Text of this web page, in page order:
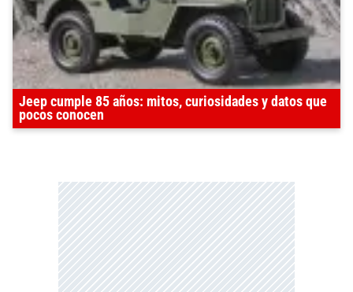
Jeep cumple 85 años: mitos, curiosidades y datos que
pocos conocen